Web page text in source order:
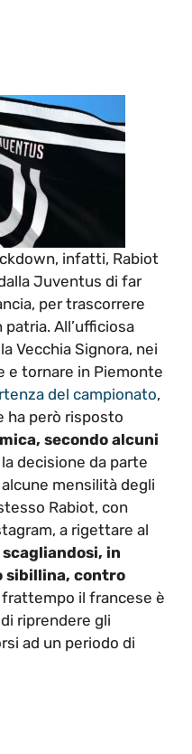
infatti, Rabiot
Juventus di far
per trascorrere
All’ufficiosa
Vecchia Signora, nei
e tornare in Piemonte
del campionato,
ha però risposto
secondo alcuni
decisione da parte
mensilità degli
Rabiot, con
a rigettare al
scagliandosi, in
sibillina, contro
frattempo il francese è
riprendere gli
ad un periodo di